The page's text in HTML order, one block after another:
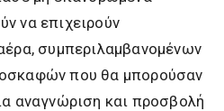
να επιχειρούν
συμπεριλαμβανομένων
που θα μπορούσαν
αναγνώριση και προσβολή